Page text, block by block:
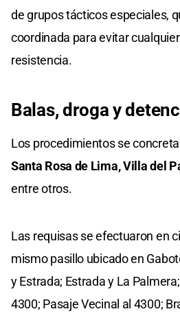
de grupos tácticos especiales,
coordinada para evitar
resistencia.
Balas, droga y
Los procedimientos se
Santa Rosa de Lima, Villa del
entre otros.
Las requisas se efectuaron en
mismo pasillo ubicado en
y Estrada; Estrada y La
4300; Pasaje Vecinal al 4300;